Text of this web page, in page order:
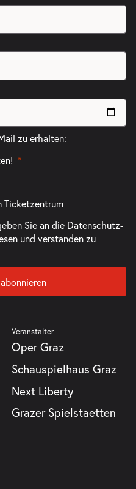
zu erhalten:
Ticketzentrum
Sie an die Datenschutz-
und verstanden zu
Veranstalter
Oper Graz
Schauspielhaus Graz
Next Liberty
Grazer Spielstaetten